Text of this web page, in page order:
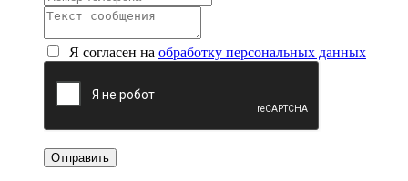
Я согласен на обработку персональных данных